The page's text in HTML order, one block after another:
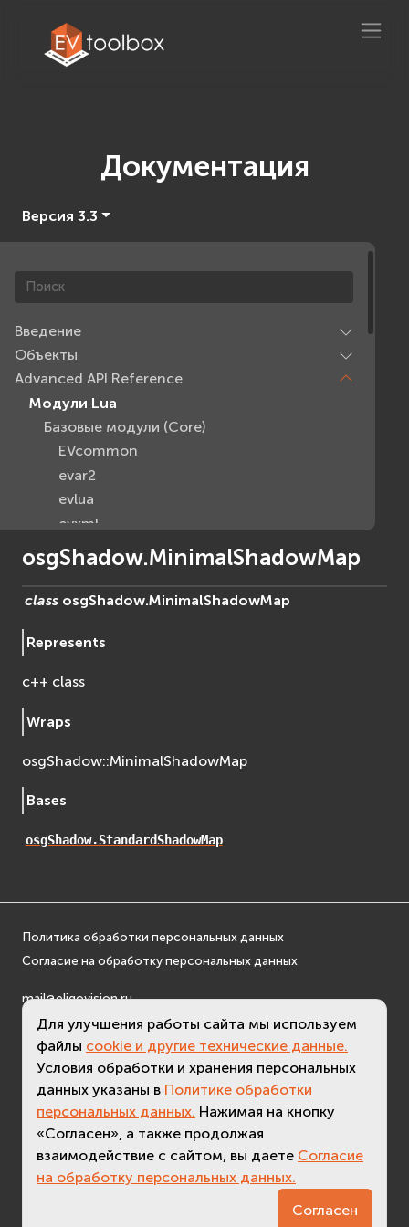
Документация
Версия 3.3
Введение
Объекты
Advanced API Reference
Модули Lua
Базовые модули (Core)
EVcommon
evar2
evlua
evxml
Граф Сцены (Scene Graph)
EVosgAV
EVosgGA
EVosgText
EVosgViewer
osgDB
osgText
osgUtil
fs
Сеть (Network)
EVremoted
osgShadow.MinimalShadowMap
class osgShadow.MinimalShadowMap
Represents
c++ class
Wraps
osgShadow::MinimalShadowMap
Bases
osgShadow.StandardShadowMap
актуальная версия - 3.7)
Политика обработки персональных данных
Согласие на обработку персональных данных
mail@eligovision.ru
+7 (495) 740 08 16
© ООО "ЭлигоВижн", 2005-2026
Для улучшения работы сайта мы используем
файлы cookie и другие технические данные.
Условия обработки и хранения персональных
данных указаны в Политике обработки
персональных данных. Нажимая на кнопку
«Согласен», а также продолжая
взаимодействие с сайтом, вы даете Согласие
на обработку персональных данных.
Согласен